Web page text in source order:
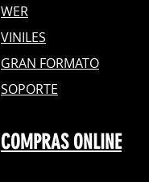
WER
VINILES
GRAN FORMATO
SOPORTE
COMPRAS ONLINE